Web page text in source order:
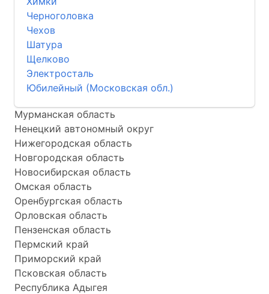
Черноголовка
Чехов
Шатура
Щелково
Электросталь
Юбилейный (Московская обл.)
Мурманская область
Ненецкий автономный округ
Нижегородская область
Новгородская область
Новосибирская область
Омская область
Оренбургская область
Орловская область
Пензенская область
Пермский край
Приморский край
Псковская область
Республика Адыгея